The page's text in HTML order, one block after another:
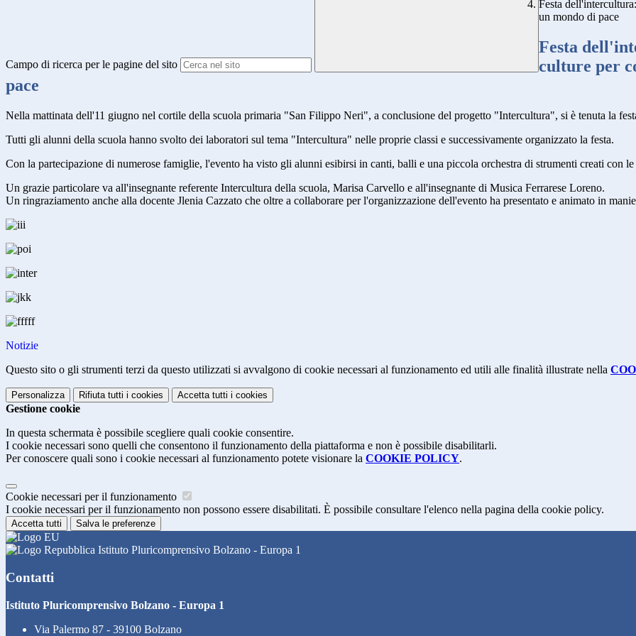
Campo di ricerca per le pagine del sito
Festa
un mondo di pace
Festa
culture per
pace
Nella mattinata dell'11 giugno nel cortile della scuola primaria "San Filippo Neri", a conclusione del progetto "Intercultura", si è tenuta la
Tutti gli alunni della scuola hanno svolto dei laboratori sul tema "Intercultura" nelle proprie classi e successivamente organizzato la festa.
Con la partecipazione di numerose famiglie, l'evento ha visto gli alunni esibirsi in canti, balli e una piccola orchestra di strumenti creati con
Un grazie particolare va all'insegnante referente Intercultura della scuola, Marisa Carvello e all'insegnante di Musica Ferrarese Loreno.
Un ringraziamento anche alla docente Jlenia Cazzato che oltre a collaborare per l'organizzazione dell'evento ha presentato e animato in
Notizie
Questo sito o gli strumenti terzi da questo utilizzati si avvalgono di cookie necessari al funzionamento ed utili alle finalità illustrate nella
Personalizza Rifiuta tutti i cookies Accetta tutti i cookies
Gestione cookie
In questa schermata è possibile scegliere quali cookie consentire.
I cookie necessari sono quelli che consentono il funzionamento della piattaforma e non è possibile disabilitarli.
Per conoscere quali sono i cookie necessari al funzionamento potete visionare la COOKIE POLICY.
Cookie necessari per il funzionamento
I cookie necessari per il funzionamento non possono essere disabilitati. È possibile consultare l'elenco nella pagina della cookie policy.
Accetta tutti Salva le preferenze
Istituto Pluricomprensivo Bolzano - Europa 1
Contatti
Istituto Pluricomprensivo Bolzano - Europa 1
Via Palermo 87 - 39100 Bolzano